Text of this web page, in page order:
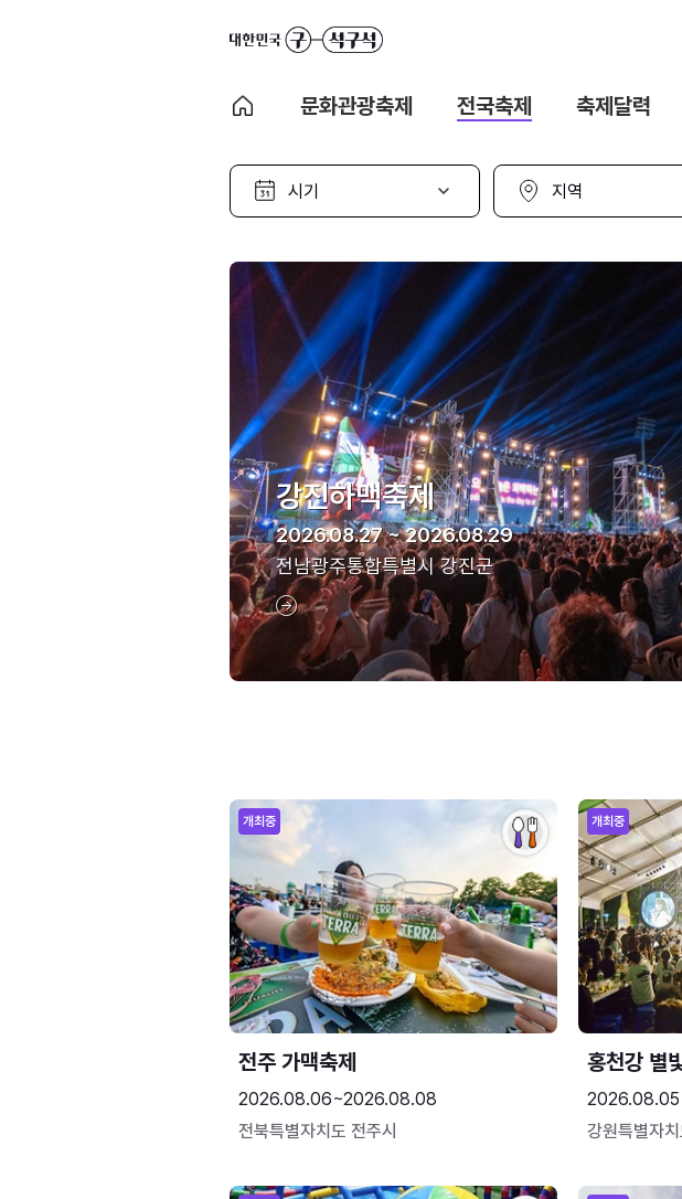
문화관광축제 전국축제 축제달력
시
선
지
선
강진하맥축제
2026.08.27 ~ 2026.08.29
전남광주통합특별시 강진군
개최중
전주 가맥축제
2026.08.06~2026.08.08
전북특별자치도 전주시
개최중
홍천강 별
강원특별자